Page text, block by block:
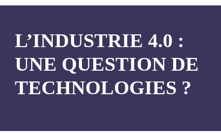
L’INDUSTRIE 4.0 :
UNE QUESTION DE
TECHNOLOGIES ?